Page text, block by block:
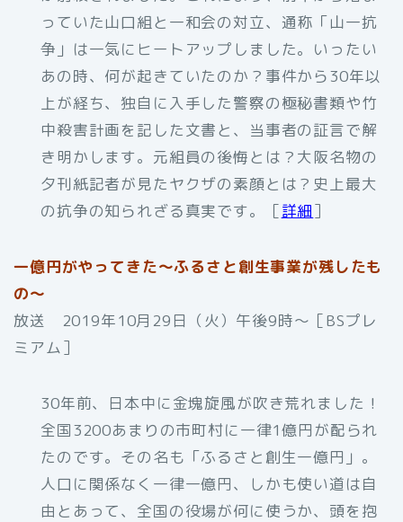
っていた山口組と一和会の対立、通称「山一抗
争」は一気にヒートアップしました。いったい
あの時、何が起きていたのか？事件から30年以
上が経ち、独自に入手した警察の極秘書類や竹
中殺害計画を記した文書と、当事者の証言で解
き明かします。元組員の後悔とは？大阪名物の
夕刊紙記者が見たヤクザの素顔とは？史上最大
の抗争の知られざる真実です。［詳細］
一億円がやってきた～ふるさと創生事業が残したも
の～
放送 2019年10月29日（火）午後9時～［BSプレ
ミアム］
30年前、日本中に金塊旋風が吹き荒れました！
全国3200あまりの市町村に一律1億円が配られ
たのです。その名も「ふるさと創生一億円」。
人口に関係なく一律一億円、しかも使い道は自
由とあって、全国の役場が何に使うか、頭を抱